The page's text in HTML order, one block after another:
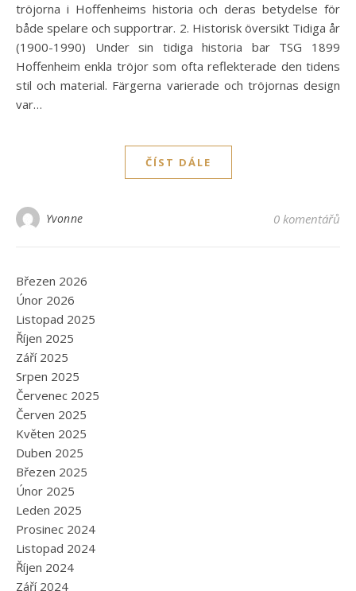
tröjorna i Hoffenheims historia och deras betydelse för
både spelare och supportrar. 2. Historisk översikt Tidiga år
(1900-1990) Under sin tidiga historia bar TSG 1899
Hoffenheim enkla tröjor som ofta reflekterade den tidens
stil och material. Färgerna varierade och tröjornas design
var…
ČÍST DÁLE
Yvonne 0 komentářů
Březen 2026
Únor 2026
Listopad 2025
Říjen 2025
Září 2025
Srpen 2025
Červenec 2025
Červen 2025
Květen 2025
Duben 2025
Březen 2025
Únor 2025
Leden 2025
Prosinec 2024
Listopad 2024
Říjen 2024
Září 2024